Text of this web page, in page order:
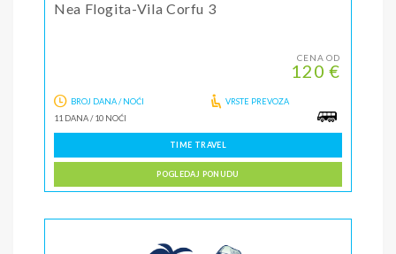
Nea Flogita-Vila Corfu 3
CENA OD
120 €
BROJ DANA / NOĆI
11 DANA/10 NOĆI
VRSTE PREVOZA
TIME TRAVEL
POGLEDAJ PONUDU